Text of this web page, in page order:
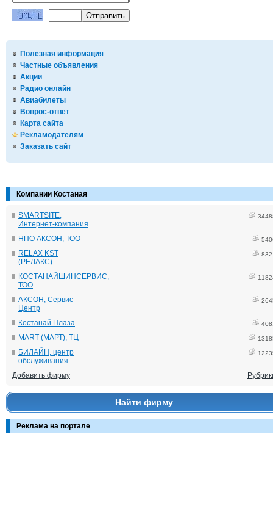
Полезная информация
Частные объявления
Акции
Радио онлайн
Авиабилеты
Вопрос-ответ
Карта сайта
Рекламодателям
Заказать сайт
Компании Костаная
SMARTSITE,
Интернет-компания
НПО АКСОН, ТОО
RELAX KST
(РЕЛАКС)
КОСТАНАЙШИНСЕРВИС,
ТОО
АКСОН, Сервис
Центр
Костанай Плаза
MART (МАРТ), ТЦ
БИЛАЙН, центр
обслуживания
Добавить фирму
Найти фирму
Реклама на портале